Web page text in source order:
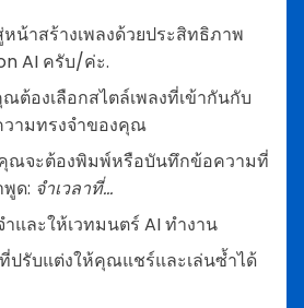
น้าสร้างเพลงด้วยประสิทธิภาพ
AI ครับ/ค่ะ.
ต้องเลือกสไตล์เพลงที่เข้ากันกับ
ามทรงจำของคุณ
ณจะต้องพิมพ์หรือบันทึกข้อความที่
ด: จำเวลาที่...
และให้เวทมนตร์ AI ทำงาน
ที่ปรับแต่งให้คุณแชร์และเล่นซ้ำได้